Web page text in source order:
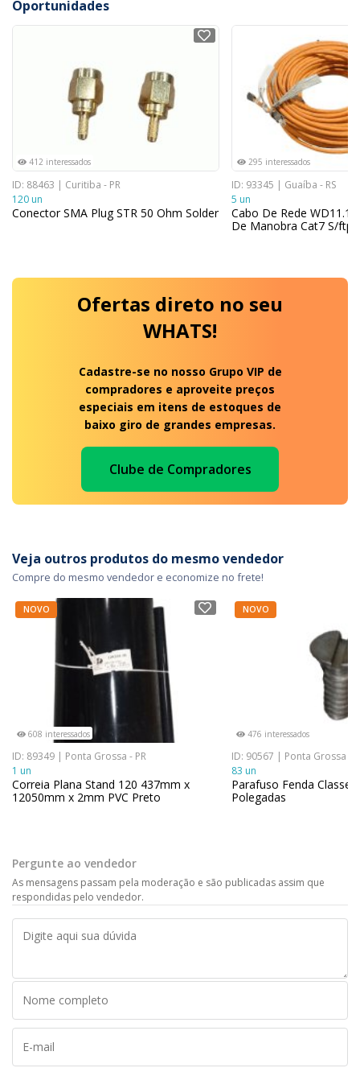
Oportunidades
412 interessados
ID: 88463 | Curitiba - PR
120 un
Conector SMA Plug STR 50 Ohm Solder
295 interessados
ID: 93345 | Guaíba - RS
5 un
Cabo De Rede WD11.1
De Manobra Cat7 S/ftp
Ofertas direto no seu
WHATS!
Cadastre-se no nosso Grupo VIP de
compradores e aproveite preços
especiais em itens de estoques de
baixo giro de grandes empresas.
Clube de Compradores
Veja outros produtos do mesmo vendedor
Compre do mesmo vendedor e economize no frete!
NOVO
608 interessados
ID: 89349 | Ponta Grossa - PR
1 un
Correia Plana Stand 120 437mm x
12050mm x 2mm PVC Preto
NOVO
476 interessados
ID: 90567 | Ponta Grossa -
83 un
Parafuso Fenda Classe
Polegadas
Pergunte ao vendedor
As mensagens passam pela moderação e são publicadas assim que
respondidas pelo vendedor.